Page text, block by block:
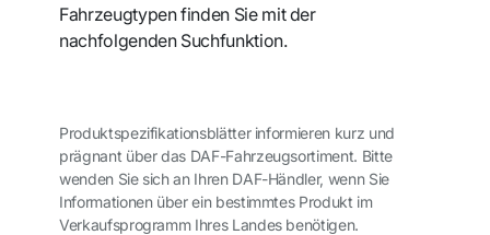
Fahrzeugtypen finden Sie mit der
nachfolgenden Suchfunktion.
Produktspezifikationsblätter informieren kurz und
prägnant über das DAF-Fahrzeugsortiment. Bitte
wenden Sie sich an Ihren DAF-Händler, wenn Sie
Informationen über ein bestimmtes Produkt im
Verkaufsprogramm Ihres Landes benötigen.